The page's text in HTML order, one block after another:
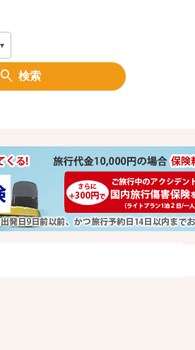
検索